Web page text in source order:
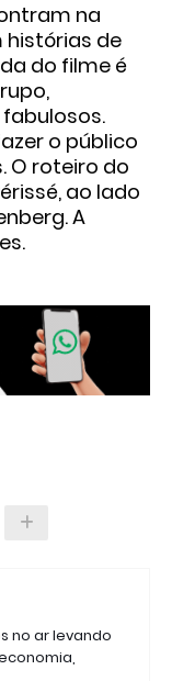
na
de
do filme é
o público
O roteiro do
ao lado
A
no ar levando